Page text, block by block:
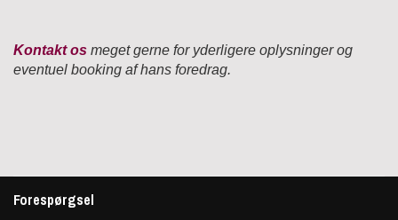
Kontakt os meget gerne for yderligere oplysninger og
eventuel booking af hans foredrag.
Forespørgsel